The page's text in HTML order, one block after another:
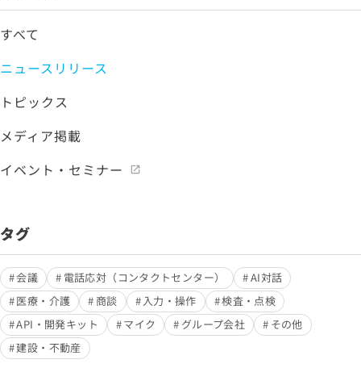
すべて
ニュースリリース
トピックス
メディア掲載
イベント・セミナー
タグ
会議 電話応対（コンタクトセンター）
AI対話
医療・介護
商談 入力・操作
検査・点検
API・開発キット
マイク グループ会社
その他
建設・不動産